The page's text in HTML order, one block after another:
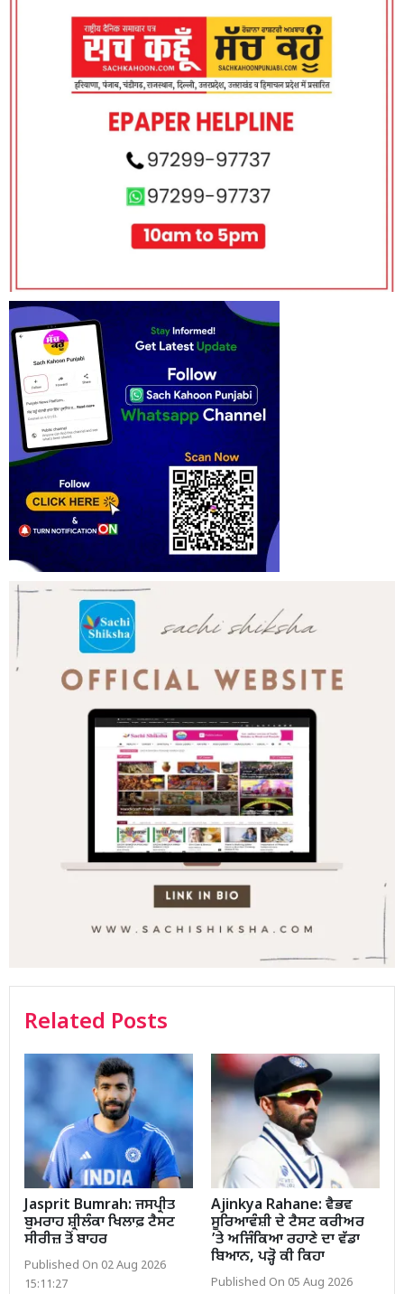
Related Posts
Jasprit Bumrah: ਜਸਪ੍ਰੀਤ
ਬੁਮਰਾਹ ਸ਼੍ਰੀਲੰਕਾ ਖਿਲਾਫ਼ ਟੈਸਟ
ਸੀਰੀਜ਼ ਤੋਂ ਬਾਹਰ
Published On 02 Aug 2026
15:11:27
Ajinkya Rahane: ਵੈਭਵ
ਸੂਰਿਆਵੰਸ਼ੀ ਦੇ ਟੈਸਟ ਕਰੀਅਰ
’ਤੇ ਅਜਿੰਕਿਆ ਰਹਾਣੇ ਦਾ ਵੱਡਾ
ਬਿਆਨ, ਪੜ੍ਹੋ ਕੀ ਕਿਹਾ
Published On 05 Aug 2026